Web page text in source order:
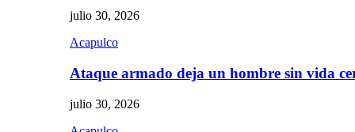
julio 30, 2026
Acapulco
Ataque armado deja un hombre sin vida
julio 30, 2026